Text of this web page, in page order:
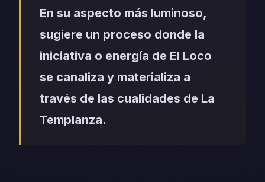
En su aspecto más luminoso,
sugiere un proceso donde la
iniciativa o energía de El Loco
se canaliza y materializa a
través de las cualidades de La
Templanza.